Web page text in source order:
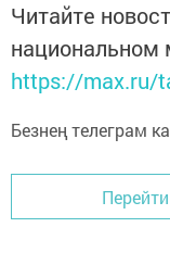
Читайте
https://max.ru/
Безнең телеграм